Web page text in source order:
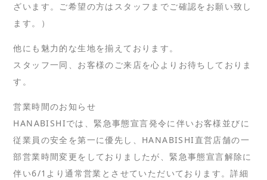
ざいます。ご希望の方はスタッフまでご確認をお願い致し
ます。）
他にも魅力的な生地を揃えております。
スタッフ一同、お客様のご来店を心よりお待ちしておりま
す。
営業時間のお知らせ
HANABISHIでは、緊急事態宣言発令に伴いお客様並びに
従業員の安全を第一に優先し、HANABISHI直営店舗の一
部営業時間変更をしておりましたが、緊急事態宣言解除に
伴い6/1より通常営業とさせていただいております。詳細